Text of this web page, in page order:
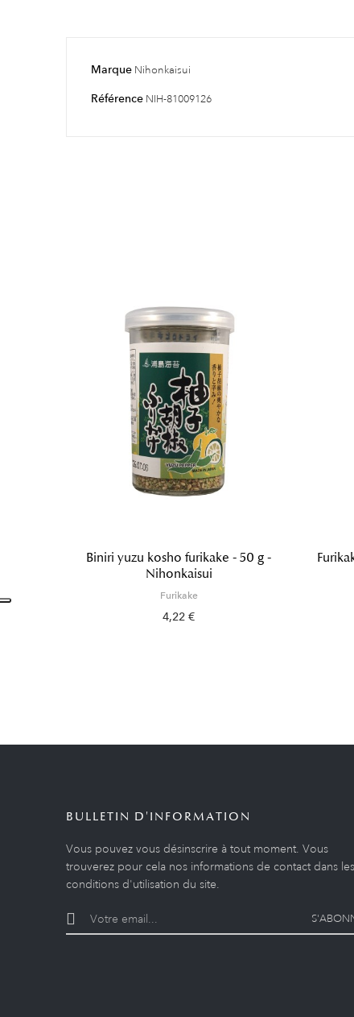
Marque Nihonkaisui
Référence NIH-81009126
Biniri yuzu kosho furikake - 50 g -
Nihonkaisui
Furikake
4,22 €
BULLETIN D'INFORMATION
Vous pouvez vous désinscrire à tout moment. Vous
trouverez pour cela nos informations de contact dans les
conditions d'utilisation du site.